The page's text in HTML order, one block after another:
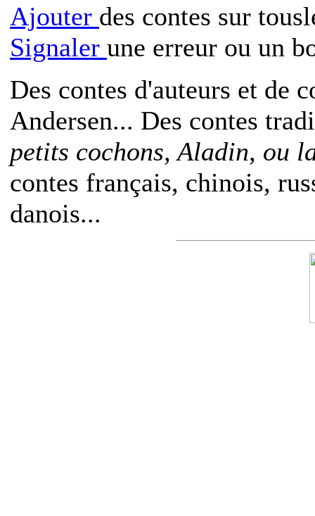
Ajouter des contes sur
Signaler une erreur ou un
Des contes d'auteurs et de
Andersen... Des contes
petits cochons, Aladin, ou
contes français, chinois,
danois...